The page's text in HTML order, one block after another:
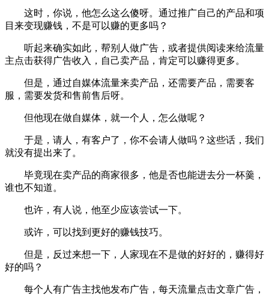
这时，你说，他怎么这么傻呀。通过推广自己的产品和项
目来变现赚钱，不是可以赚的更多吗？
听起来确实如此，帮别人做广告，或者提供阅读来给流量
主点击获得广告收入，自己卖产品，肯定可以赚得更多。
但是，通过自媒体流量来卖产品，还需要产品，需要客
服，需要发货和售前售后呀。
但他现在做自媒体，就一个人，怎么做呢？
于是，请人，有客户了，你不会请人做吗？这些话，我们
就没有提出来了。
毕竟现在卖产品的商家很多，他是否也能进去分一杯羹，
谁也不知道。
也许，有人说，他至少应该尝试一下。
或许，可以找到更好的赚钱技巧。
但是，反过来想一下，人家现在不是做的好好的，赚得好
好的吗？
每个人有广告主找他发布广告，每天流量点击文章广告，